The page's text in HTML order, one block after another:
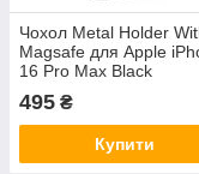
Чохол Metal Holder
Magsafe для Apple
16 Pro Max Black
495 ₴
Купити